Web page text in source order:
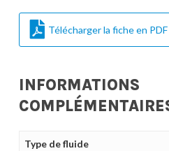
Télécharger la fiche en PDF
INFORMATIONS
Type de fluide